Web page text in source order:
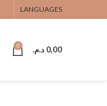
LANGUAGES
0 0,00 د.م.